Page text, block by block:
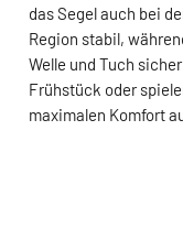
das Segel auch bei
Region stabil,
Welle und Tuch
Frühstück oder
maximalen Komfort